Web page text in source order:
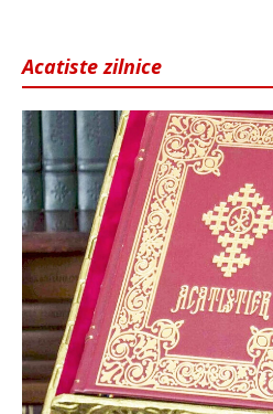
Acatiste zilnice